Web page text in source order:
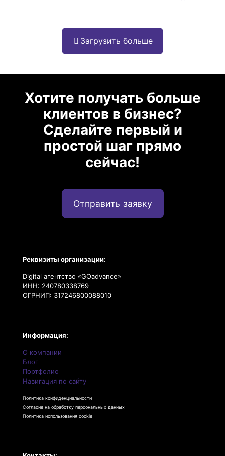
Загрузить больше
Хотите получать больше
клиентов в бизнес?
Сделайте первый и
простой шаг прямо
сейчас!
Отправить заявку
Реквизиты организации:
Digital агентство «GOadvance»
ИНН: 240780338769
ОГРНИП: 317246800088010
Информация:
О компании
Блог
Портфолио
Навигация по сайту
Политика конфиденциальности
Согласие на обработку персональных данных
Политика использования cookie